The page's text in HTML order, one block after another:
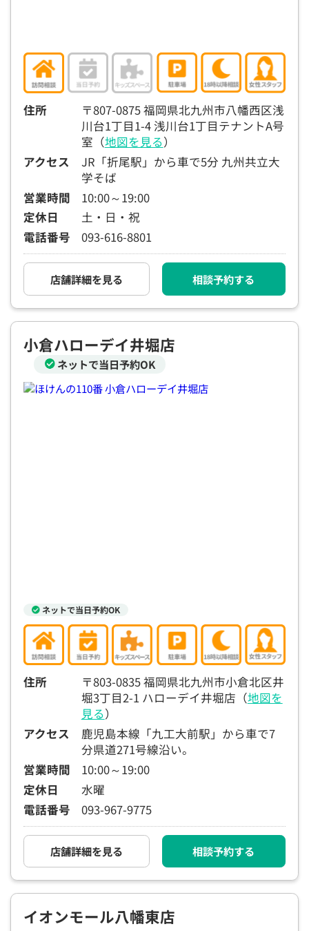
住所
〒807-0875 福岡県北九州市八幡西区浅
川台1丁目1-4 浅川台1丁目テナントA号
室（地図を見る）
アクセス
JR「折尾駅」から車で5分 九州共立大
学そば
営業時間
10:00～19:00
定休日
土・日・祝
電話番号
093-616-8801
店舗詳細を見る 相談予約する
小倉ハローデイ井堀店
ネットで当日予約OK
ネットで当日予約OK
住所
〒803-0835 福岡県北九州市小倉北区井
堀3丁目2-1 ハローデイ井堀店（地図を
見る）
アクセス
鹿児島本線「九工大前駅」から車で7
分県道271号線沿い。
営業時間
10:00～19:00
定休日
水曜
電話番号
093-967-9775
店舗詳細を見る 相談予約する
イオンモール八幡東店